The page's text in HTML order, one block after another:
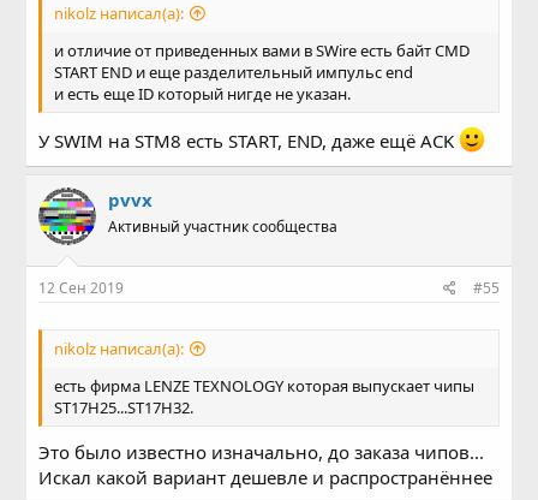
nikolz написал(а):
и отличие от приведенных вами в SWire есть байт CMD
START END и еще разделительный импульс end
и есть еще ID который нигде не указан.
У SWIM на STM8 есть START, END, даже ещё ACK
pvvx
Активный участник сообщества
12 Сен 2019 #55
nikolz написал(а):
есть фирма LENZE TEXNOLOGY которая выпускает чипы
ST17H25...ST17H32.
Это было известно изначально, до заказа чипов...
Искал какой вариант дешевле и распространённее